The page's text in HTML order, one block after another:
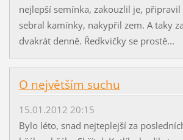
nejlepší semínka, zakouzlil je, připravil
sebral kamínky, nakypřil zem. A taky
dvakrát denně. Ředkvičky se prostě...
O největším suchu
15.01.2012 20:15
Bylo léto, snad nejteplejší za